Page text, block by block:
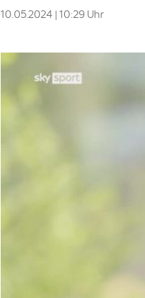
10.05.2024 | 10:29 Uhr